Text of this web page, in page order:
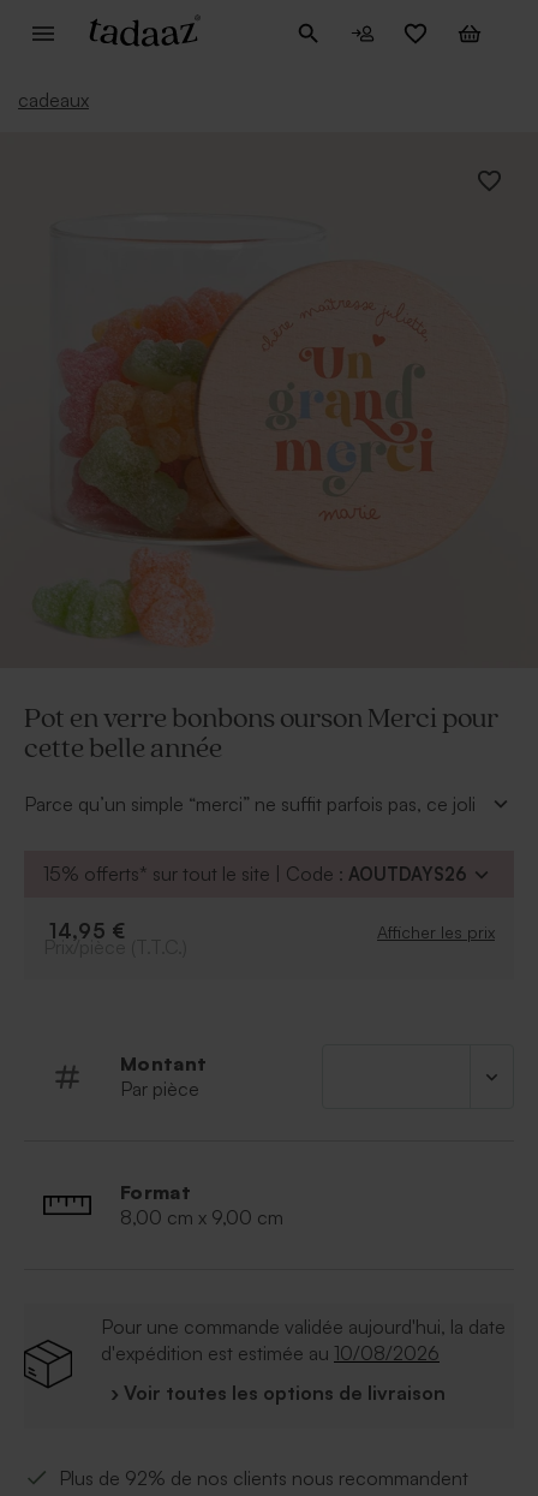
cadeaux
Pot en verre bonbons ourson Merci pour
cette belle année
Parce qu’un simple “merci” ne suffit parfois pas, ce joli
pour cette belle année passée aux côtés de votre
Rempli de tendres oursons sucrés et accompagné
beaux moments partagés.
Un cadeau personnalisé idéal pour la fin d’année
Chaque couvercle étant réalisé en bois naturel, les
nuances, veines et aspérités du bois peuvent varier
- Contenance 300 ml
- Couvercle en bois personnalisable
- Ingrédients bonbons : sucre, sirop de glucose, eau,
fraise, orange, citron), colorants : E120, E161b, E133
15% offerts* sur tout le site | Code : AOUTDAYS26
14,95 € Afficher les prix
Montant
Par pièce
Format
8,00 cm x 9,00 cm
Pour une commande validée aujourd'hui, la date
d'expédition est estimée au 10/08/2026
› Voir toutes les options de livraison
Plus de 92% de nos clients nous recommandent